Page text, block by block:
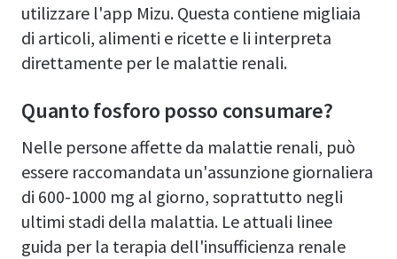
utilizzare l'app Mizu. Questa contiene migliaia
di articoli, alimenti e ricette e li interpreta
direttamente per le malattie renali.
Quanto fosforo posso consumare?
Nelle persone affette da malattie renali, può
essere raccomandata un'assunzione giornaliera
di 600-1000 mg al giorno, soprattutto negli
ultimi stadi della malattia. Le attuali linee
guida per la terapia dell'insufficienza renale